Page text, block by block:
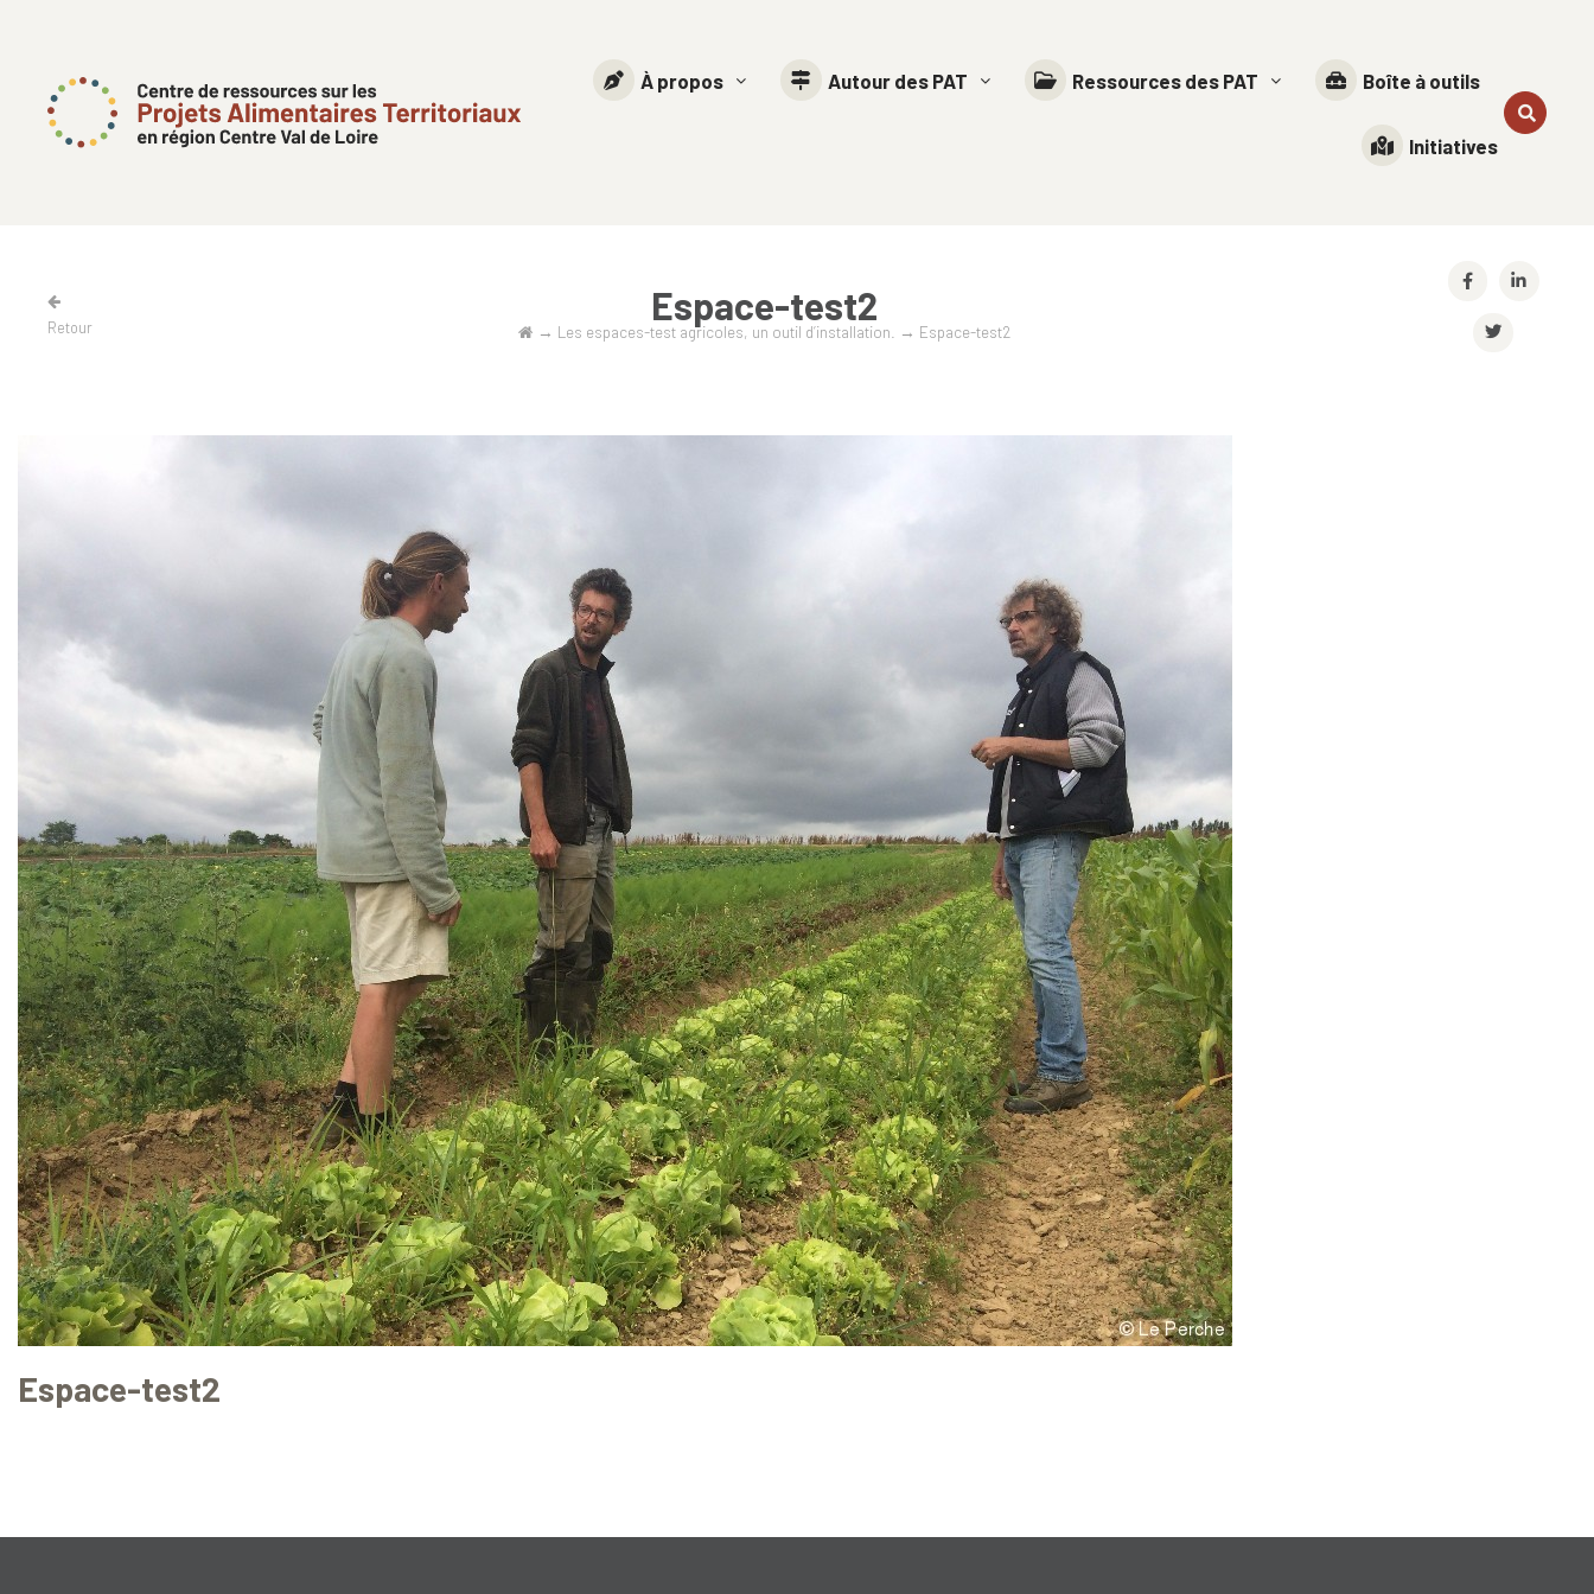
À propos Autour des PAT Ressources des PAT Boîte à outils
Initiatives
Retour Espace-test2
→ Les espaces-test agricoles, un outil d’installation. → Espace-test2
Espace-test2